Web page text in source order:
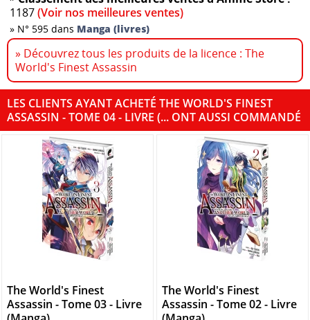
1187(Voir nos meilleures ventes)
» N° 595 dans Manga (livres)
» Découvrez tous les produits de la licence : The
World's Finest Assassin
LES CLIENTS AYANT ACHETÉ THE WORLD'S FINEST
ASSASSIN - TOME 04 - LIVRE (... ONT AUSSI COMMANDÉ
The World's Finest
Assassin - Tome 03 - Livre
The World's Finest
Assassin - Tome 02 - Livre